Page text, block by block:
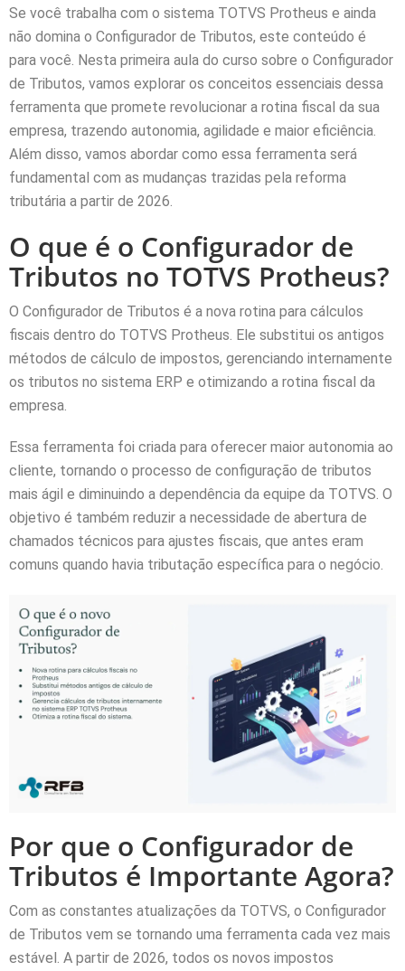
Se você trabalha com o sistema TOTVS Protheus e ainda
não domina o Configurador de Tributos, este conteúdo é
para você. Nesta primeira aula do curso sobre o Configurador
de Tributos, vamos explorar os conceitos essenciais dessa
ferramenta que promete revolucionar a rotina fiscal da sua
empresa, trazendo autonomia, agilidade e maior eficiência.
Além disso, vamos abordar como essa ferramenta será
fundamental com as mudanças trazidas pela reforma
tributária a partir de 2026.
O que é o Configurador de
Tributos no TOTVS Protheus?
O Configurador de Tributos é a nova rotina para cálculos
fiscais dentro do TOTVS Protheus. Ele substitui os antigos
métodos de cálculo de impostos, gerenciando internamente
os tributos no sistema ERP e otimizando a rotina fiscal da
empresa.
Essa ferramenta foi criada para oferecer maior autonomia ao
cliente, tornando o processo de configuração de tributos
mais ágil e diminuindo a dependência da equipe da TOTVS. O
objetivo é também reduzir a necessidade de abertura de
chamados técnicos para ajustes fiscais, que antes eram
comuns quando havia tributação específica para o negócio.
Por que o Configurador de
Tributos é Importante Agora?
Com as constantes atualizações da TOTVS, o Configurador
de Tributos vem se tornando uma ferramenta cada vez mais
estável. A partir de 2026, todos os novos impostos